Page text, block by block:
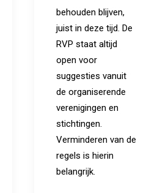
behouden blijven,
juist in deze tijd. De
RVP staat altijd
open voor
suggesties vanuit
de organiserende
verenigingen en
stichtingen.
Verminderen van de
regels is hierin
belangrijk.